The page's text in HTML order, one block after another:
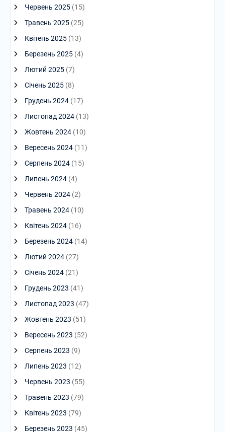
Червень 2025(15)
Травень 2025(25)
Квітень 2025(13)
Березень 2025(4)
Лютий 2025(7)
Січень 2025(8)
Грудень 2024(17)
Листопад 2024(13)
Жовтень 2024(10)
Вересень 2024(11)
Серпень 2024(15)
Липень 2024(4)
Червень 2024(2)
Травень 2024(10)
Квітень 2024(16)
Березень 2024(14)
Лютий 2024(27)
Січень 2024(21)
Грудень 2023 (41)
Листопад 2023 (47)
Жовтень 2023 (51)
Вересень 2023 (52)
Серпень 2023 (9)
Липень 2023 (12)
Червень 2023 (55)
Травень 2023 (79)
Квітень 2023 (79)
Березень 2023 (45)